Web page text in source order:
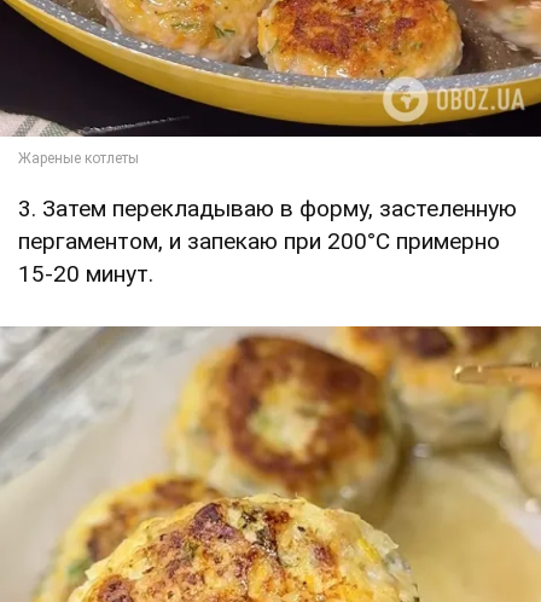
3. Затем перекладываю в форму, застеленную
пергаментом, и запекаю при 200°С примерно
15-20 минут.